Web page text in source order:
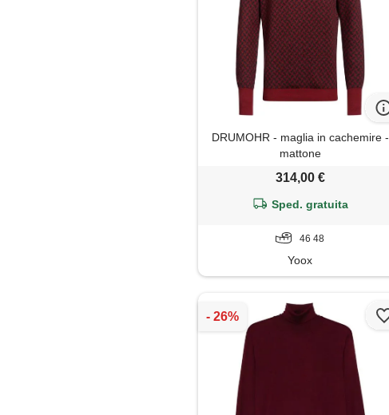
DRUMOHR - maglia in cachemire -
mattone
314,00 €
Sped. gratuita
46 48
Yoox